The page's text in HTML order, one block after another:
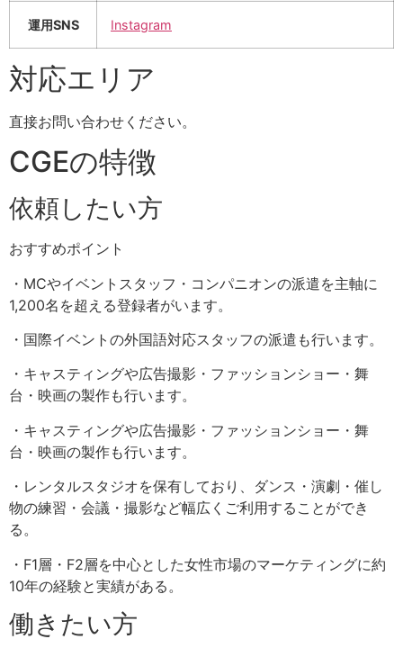
運用SNS Instagram
対応エリア
直接お問い合わせください。
CGEの特徴
依頼したい方
おすすめポイント
・MCやイベントスタッフ・コンパニオンの派遣を主軸に
1,200名を超える登録者がいます。
・国際イベントの外国語対応スタッフの派遣も行います。
・キャスティングや広告撮影・ファッションショー・舞
台・映画の製作も行います。
・キャスティングや広告撮影・ファッションショー・舞
台・映画の製作も行います。
・レンタルスタジオを保有しており、ダンス・演劇・催し
物の練習・会議・撮影など幅広くご利用することができ
る。
・F1層・F2層を中心とした女性市場のマーケティングに約
10年の経験と実績がある。
働きたい方